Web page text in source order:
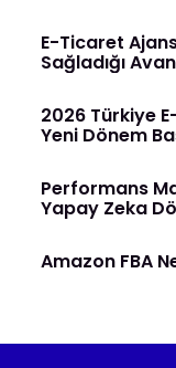
E-Ticaret
Sağladığı
2026 Türkiye
Yeni Dönem
Performans
Yapay Zeka
Amazon FBA